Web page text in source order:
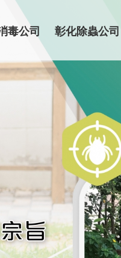
毒公司 彰化除蟲公司